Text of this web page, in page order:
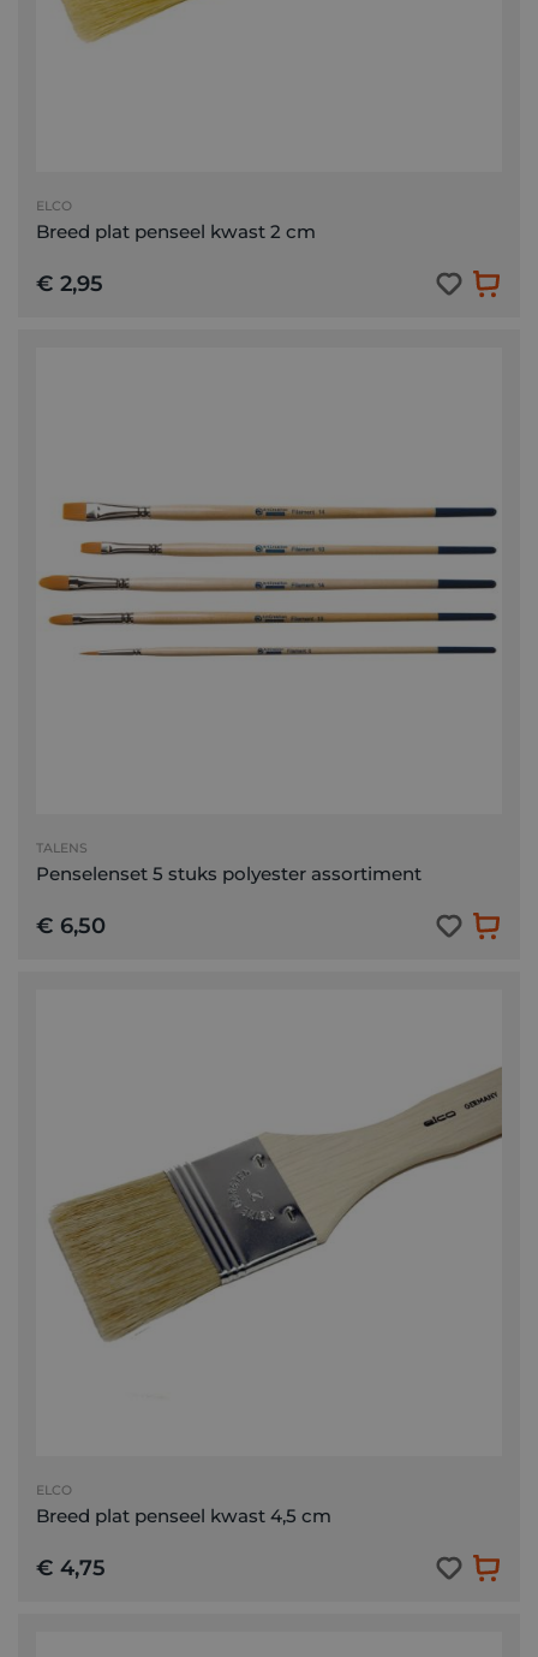
ELCO
Breed plat penseel kwast 2 cm
€ 2,95
TALENS
Penselenset 5 stuks polyester assortiment
€ 6,50
ELCO
Breed plat penseel kwast 4,5 cm
€ 4,75